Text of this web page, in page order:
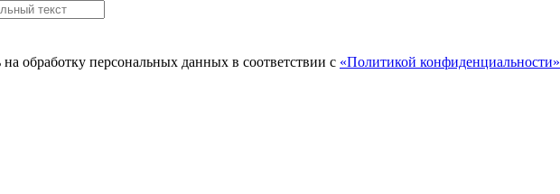
обработку персональных данных в соответствии с «Политикой конфиденциальности»